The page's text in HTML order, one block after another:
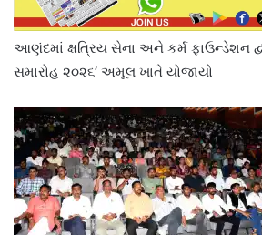
આણંદમાં ક્ષત્રિય સેના અને કર્મ ફાઉન્ડેશન
સમારોહ ૨૦૨૬’ અમૂલ ખાતે યોજાયો